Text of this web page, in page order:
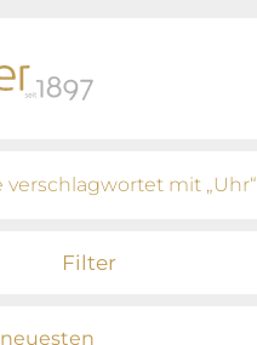
verschlagwortet mit „Uhr“
Filter